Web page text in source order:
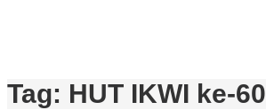
Tag: HUT IKWI ke-60